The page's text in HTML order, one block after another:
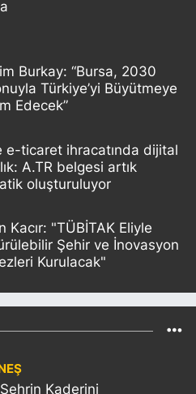
Burkay: “Bursa, 2030
Türkiye’yi Büyütmeye
Edecek”
e-ticaret ihracatında dijital
A.TR belgesi artık
oluşturuluyor
Kacır: "TÜBİTAK Eliyle
Şehir ve İnovasyon
Kurulacak"
Kaderini